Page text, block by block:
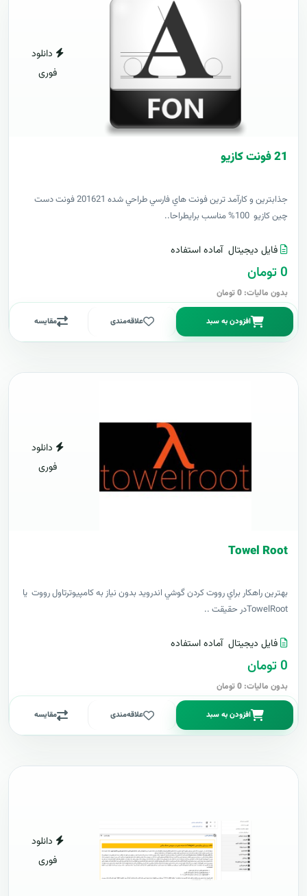
دانلود
فوری
21 فونت کازيو
جذابترين و کارآمد ترين فونت هاي فارسي طراحي شده 201621 فونت دست
چين کازيو 100% مناسب برايطراحا..
فایل دیجیتال آماده استفاده
0 تومان
بدون مالیات: 0 تومان
افزودن به سبد علاقه‌مندی مقایسه
دانلود
فوری
Towel Root
بهترين راهکار براي رووت کردن گوشي اندرويد بدون نياز به کامپيوترتاول رووت يا
TowelRootدر حقيقت ..
فایل دیجیتال آماده استفاده
0 تومان
بدون مالیات: 0 تومان
افزودن به سبد علاقه‌مندی مقایسه
دانلود
فوری